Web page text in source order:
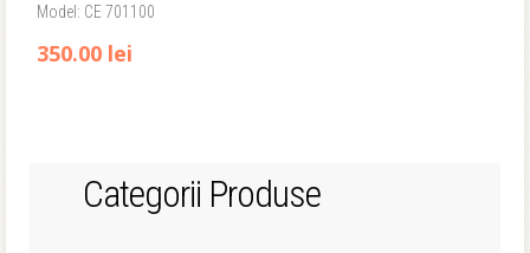
Model: CE 701100
350.00 lei
Categorii Produse